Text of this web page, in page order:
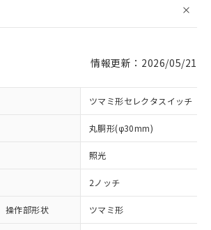
情報更新：2026/05/21
ツマミ形セレクタスイッチ
丸胴形(φ30mm)
照光
2ノッチ
操作部形状 ツマミ形